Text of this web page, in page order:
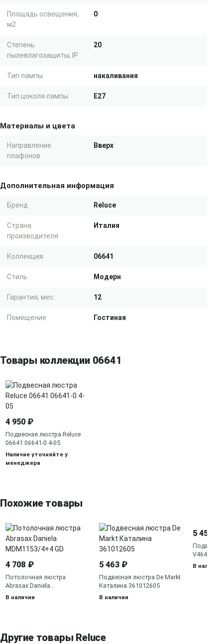
Площадь освещения,
м2
0
Степень
пылевлагозащиты, IP
20
Тип лампы накаливания
Тип цоколя лампы E27
Материалы и цвета
Направление
плафонов
Вверх
Дополнительная информация
Бренд Reluce
Страна
производителя
Италия
Коллекция 06641
Стиль Модерн
Гарантия, мес. 12
Помещение Гостиная
Товары коллекции 06641
4 950 ₽
Подвесная люстра Reluce
06641 06641-0.4-05
Наличие уточняйте у
менеджера
Похожие товары
4 708 ₽
Потолочная люстра
Abrasax Daniela
MDM1153/4+4 GD
В наличии
5 463 ₽
Подвесная люстра De Markt
Каталина 361012605
В наличии
5 455 ₽
V4648-0/
В наличии
Другие товары Reluce